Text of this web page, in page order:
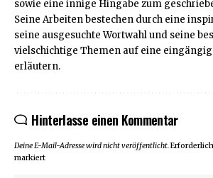
sowie eine innige Hingabe zum
Seine Arbeiten bestechen durch eine
seine ausgesuchte Wortwahl und seine
vielschichtige Themen auf eine
erläutern.
Hinterlasse einen Kommentar
Deine E-Mail-Adresse wird nicht veröffentlicht.
markiert